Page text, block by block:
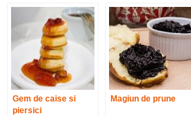
Gem de caise si
piersici
Magiun de prune